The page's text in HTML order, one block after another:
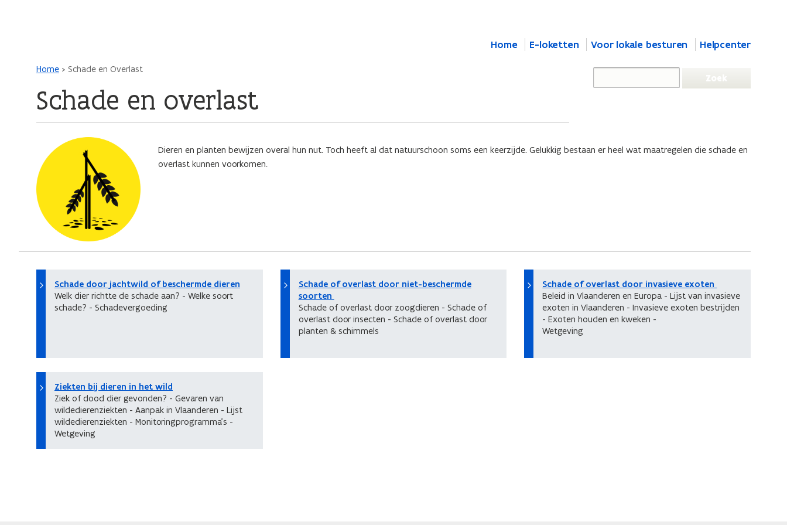
Home E-loketten Voor lokale besturen Helpcenter
Kruimelpad
Home Schade en Overlast
Schade en overlast
Dieren en planten bewijzen overal hun nut. Toch heeft al dat natuurschoon soms een keerzijde. Gelukkig bestaan er heel wat maatregelen die schade en
overlast kunnen voorkomen.
Schade door jachtwild of beschermde dieren
Welk dier richtte de schade aan? - Welke soort
schade? - Schadevergoeding
Schade of overlast door niet-beschermde
soorten
Schade of overlast door zoogdieren - Schade of
overlast door insecten - Schade of overlast door
planten & schimmels
Schade of overlast door invasieve exoten
Beleid in Vlaanderen en Europa - Lijst van invasieve
exoten in Vlaanderen - Invasieve exoten bestrijden
- Exoten houden en kweken -
Wetgeving
Ziekten bij dieren in het wild
Ziek of dood dier gevonden? - Gevaren van
wildedierenziekten - Aanpak in Vlaanderen - Lijst
wildedierenziekten - Monitoringprogramma’s -
Wetgeving